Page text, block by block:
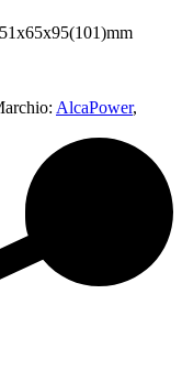
AlcaPower,